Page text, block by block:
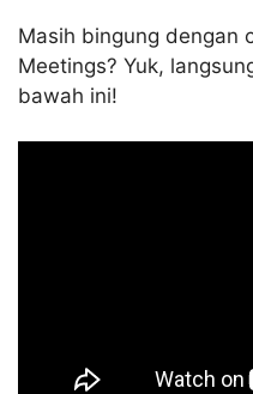
Masih bingung dengan
Meetings? Yuk,
bawah ini!